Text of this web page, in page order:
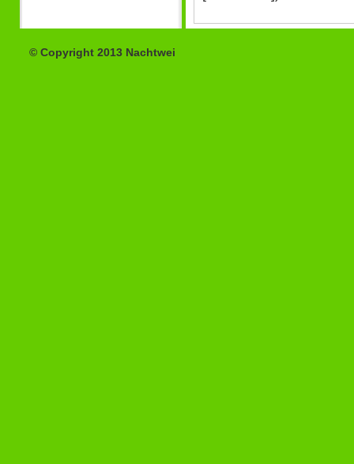
© Copyright 2013 Nachtwei